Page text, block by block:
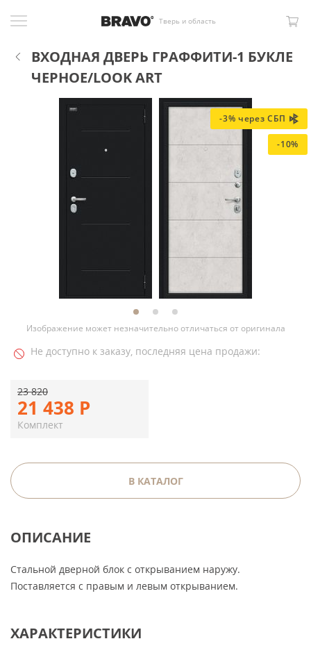
Тверь и область
ВХОДНАЯ ДВЕРЬ ГРАФФИТИ-1 БУКЛЕ
ЧЕРНОЕ/LOOK ART
-3% через СБП
-10%
Изображение может незначительно отличаться от оригинала
Не доступно к заказу, последняя цена продажи:
21 438 Р
23 820
Комплект
В КАТАЛОГ
ОПИСАНИЕ
Стальной дверной блок с открыванием наружу.
Поставляется с правым и левым открыванием.
ХАРАКТЕРИСТИКИ